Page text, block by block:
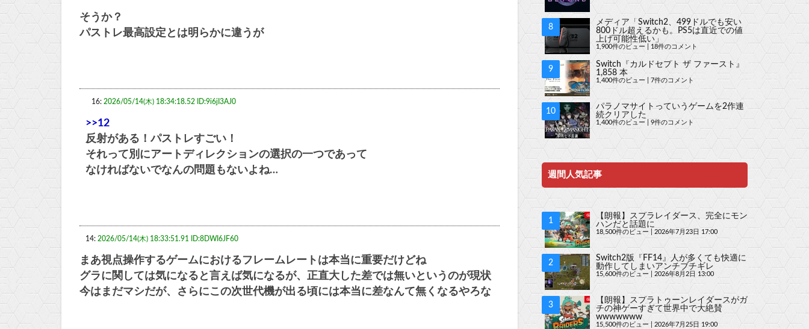
そうか？
パストレ最高設定とは明らかに違うが
16: 2026/05/14(木) 18:34:18.52 ID:9i6jI3AJ0
>>12
反射がある！パストレすごい！
それって別にアートディレクションの選択の一つであって
なければないでなんの問題もないよね…
14: 2026/05/14(木) 18:33:51.91 ID:8DWI6JF60
まあ視点操作するゲームにおけるフレームレートは本当に重要だけどね
グラに関しては気になると言えば気になるが、正直大した差では無いというのが現状
今はまだマシだが、さらにこの次世代機が出る頃には本当に差なんて無くなるやろな
メディア「Switch2、499ドルでも安い
800ドル超えるかも。PS5は直近での値
上げ可能性低い」
1,900件のビュー 18件のコメント
Switch『カルドセプト ザ ファースト』
1,858 本
1,400件のビュー| 7件のコメント
パラノマサイトっていうゲームを2作連
続クリアした
1,400件のビュー 9件のコメント
週間人気記事
【朗報】スプラレイダース、完全にモン
ハンだと話題に
18,500件のビュー 2026年7月23日 17:00
Switch2版『FF14』人が多くても快適に
動作してしまいアンチブチギレ
15,600件のビュー 2026年8月2日 13:00
【朗報】スプラトゥーンレイダースがガ
チの神ゲーすぎて世界中で大絶賛
wwwwwww
15,500件のビュー| 2026年7月25日 19:00